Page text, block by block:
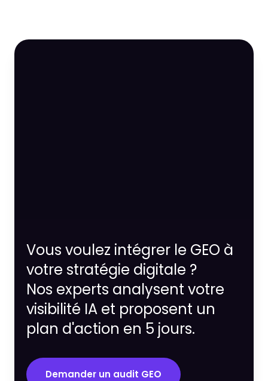
Vous voulez intégrer le GEO à
votre stratégie digitale ?
Nos experts analysent votre
visibilité IA et proposent un
plan d'action en 5 jours.
Demander un audit GEO